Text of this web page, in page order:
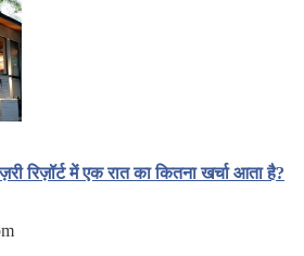
रिज़ॉर्ट में एक रात का कितना खर्चा आता है?